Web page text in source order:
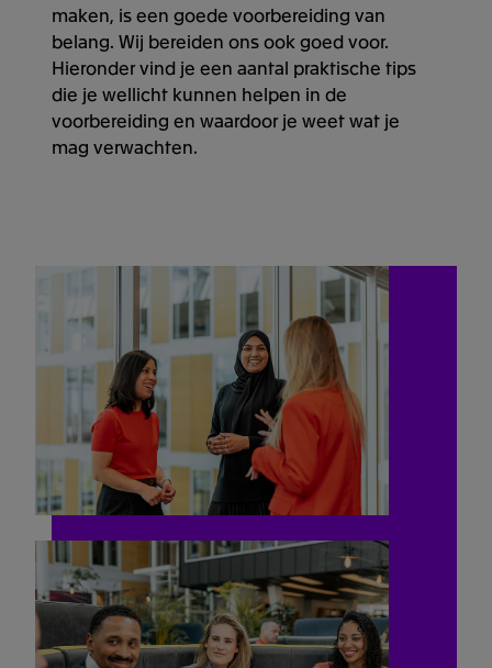
maken, is een goede voorbereiding van
belang. Wij bereiden ons ook goed voor.
Hieronder vind je een aantal praktische tips
die je wellicht kunnen helpen in de
voorbereiding en waardoor je weet wat je
mag verwachten.